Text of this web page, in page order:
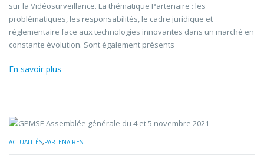
sur la Vidéosurveillance. La thématique Partenaire : les
problématiques, les responsabilités, le cadre juridique et
réglementaire face aux technologies innovantes dans un marché en
constante évolution. Sont également présents
En savoir plus
ACTUALITÉS,PARTENAIRES